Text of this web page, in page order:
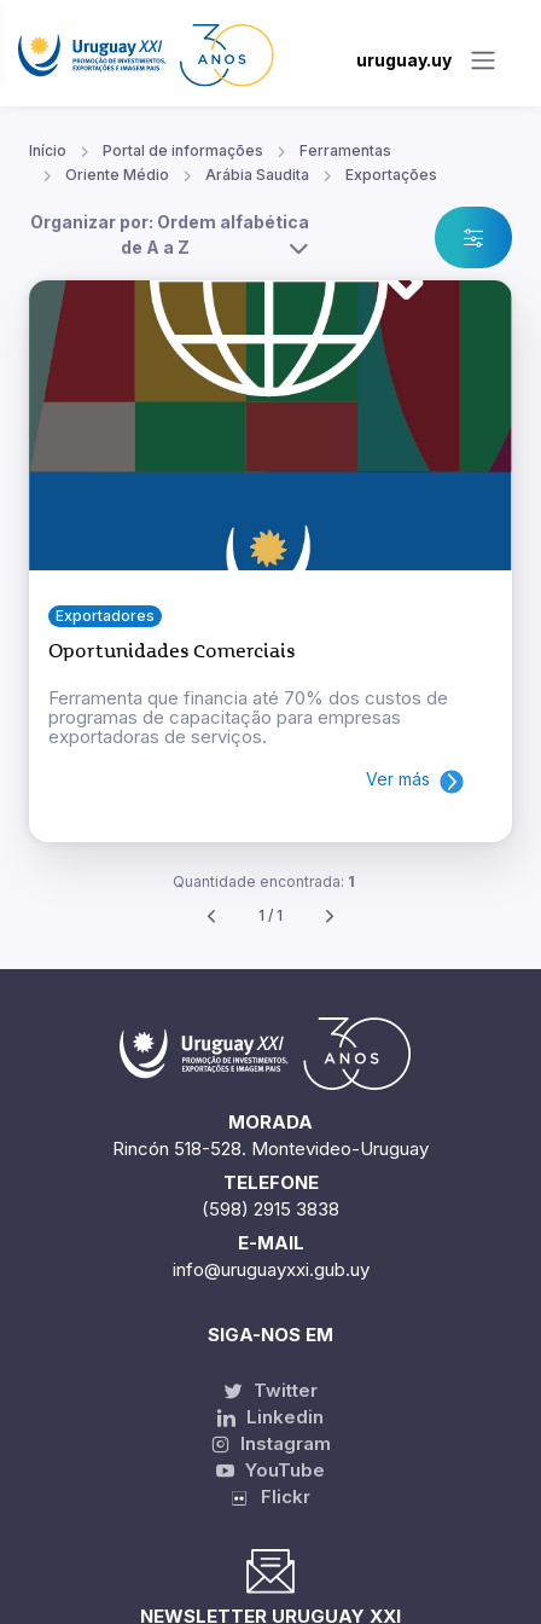
uruguay.uy
Início Portal de informações
Ferramentas
Oriente Médio
Arábia Saudita Exportações
Organizar por: Ordem alfabética
de A a Z
Exportadores
Oportunidades Comerciais
Ferramenta que financia até 70% dos custos de
programas de capacitação para empresas
exportadoras de serviços.
Ver más
Quantidade encontrada: 1
1 / 1
MORADA
Rincón 518-528. Montevideo-Uruguay
TELEFONE
(598) 2915 3838
E-MAIL
info@uruguayxxi.gub.uy
SIGA-NOS EM
Twitter
Linkedin
Instagram
YouTube
Flickr
NEWSLETTER URUGUAY XXI